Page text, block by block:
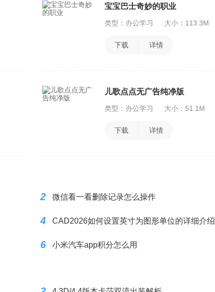
宝宝巴士奇妙的职业
类型：办公学习 大小：113.3M
下载 详情
儿歌点点无广告纯净版
类型：办公学习 大小：51.1M
下载 详情
2 微信看一看删除记录怎么操作
4 CAD2026如何设置英寸为图形单位的详细介绍
6 小米汽车app积分怎么用